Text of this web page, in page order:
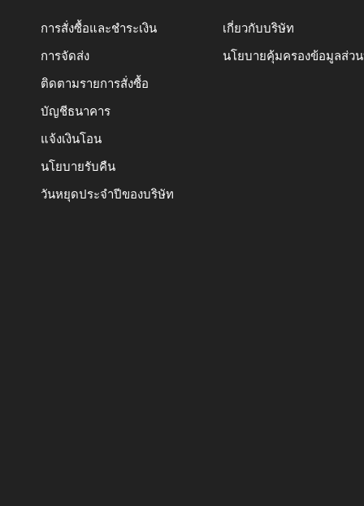
การสั่งซื้อและชำระเงิน
การจัดส่ง
ติดตามรายการสั่งซื้อ
บัญชีธนาคาร
แจ้งเงินโอน
นโยบายรับคืน
วันหยุดประจำปีของบริษัท
เกี่ยวกับบริษัท
นโยบายคุ้มครองข้อมูลส่ว